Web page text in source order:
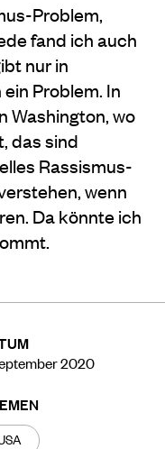
2020
Problem,
fand ich auch
nur in
Problem. In
Washington, wo
das sind
Rassismus-
wenn
Da könnte ich